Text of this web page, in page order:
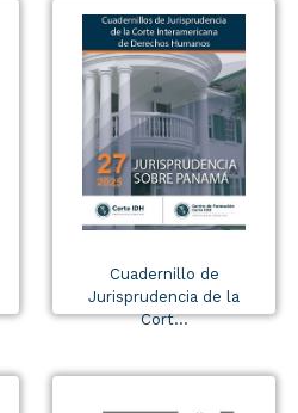
Cuadernillo de
Jurisprudencia de la
Cort...